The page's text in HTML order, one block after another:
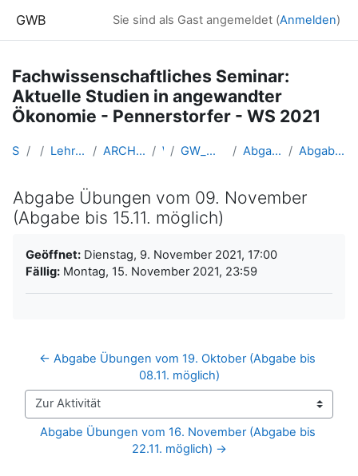
GWB Sie sind als Gast angemeldet (Anmelden)
Fachwissenschaftliches Seminar:
Aktuelle Studien in angewandter
Ökonomie - Pennerstorfer - WS 2021
Startseite Kurse Lehramtsausbildung GW im Cluster Österreich Mitte ARCHIV - Lehrveranstaltungen am Standort Linz - seit 2016 WS 2021/22 GW_M_FWSeminar_StudienOekonomie_Pennerstorfer_2021ws Abgabe Übungen, Präsentationen und Seminararbeiten Abgabe Übungen vom 09. November (Abgabe bis 15.11. möglich)
Abgabe Übungen vom 09. November
(Abgabe bis 15.11. möglich)
Geöffnet: Dienstag, 9. November 2021, 17:00
Fällig: Montag, 15. November 2021, 23:59
← Abgabe Übungen vom 19. Oktober (Abgabe bis
08.11. möglich)
Zur Aktivität
Abgabe Übungen vom 16. November (Abgabe bis
22.11. möglich) →